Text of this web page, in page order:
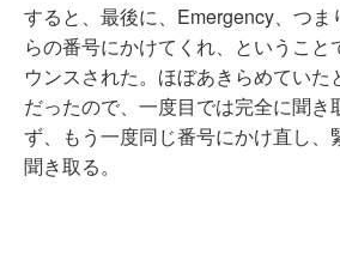
すると、最後に、Emergency、つま
らの番号にかけてくれ、ということ
ウンスされた。ほぼあきらめていた
だったので、一度目では完全に聞き
ず、もう一度同じ番号にかけ直し、
聞き取る。